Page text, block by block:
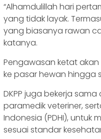
“Alhamdulillah hari
yang tidak layak.
yang biasanya rawan
katanya.
Pengawasan ketat akan
ke pasar hewan hingga
DKPP juga bekerja
paramedik veteriner,
Indonesia (PDHI), untuk
sesuai standar